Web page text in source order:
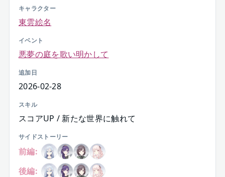
キャラクター
東雲絵名
イベント
悪夢の庭を歌い明かして
追加日
2026-02-28
スキル
スコアUP / 新たな世界に触れて
サイドストーリー
前編:
後編: